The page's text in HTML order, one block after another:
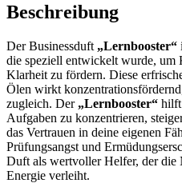
Beschreibung
Der Businessduft „Lernbooster“
die speziell entwickelt wurde, um
Klarheit zu fördern. Diese
Ölen wirkt
zugleich. Der „Lernbooster“ hilft
Aufgaben zu konzentrieren,
das Vertrauen in deine eigenen
Prüfungsangst und
Duft als wertvoller Helfer, der die
Energie verleiht.